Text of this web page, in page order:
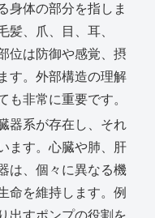
身体の部分を指しま
髪、爪、目、耳、
位は防御や感覚、摂
す。外部構造の理解
も非常に重要です。
器系が存在し、それ
ます。心臓や肺、肝
は、個々に異なる機
命を維持します。例
出すポンプの役割を